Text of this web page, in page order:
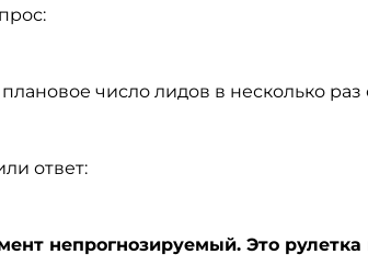
число лидов в несколько раз
ответ:
непрогнозируемый. Это рулетка